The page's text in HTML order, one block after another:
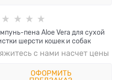
пена Aloe Vera для сухой
шерсти кошек и собак
с нами насчет цены
ОФОРМИТЬ